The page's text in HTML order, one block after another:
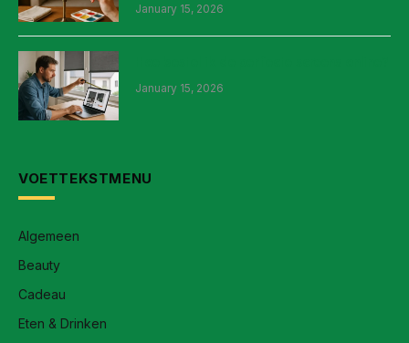
January 15, 2026
January 15, 2026
VOETTEKSTMENU
Algemeen
Beauty
Cadeau
Eten & Drinken